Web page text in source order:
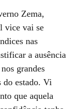
Zema,
vice vai se
nas
a ausência
grandes
do estado. Vi
que aquela